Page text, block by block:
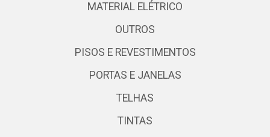
MATERIAL ELÉTRICO
OUTROS
PISOS E REVESTIMENTOS
PORTAS E JANELAS
TELHAS
TINTAS